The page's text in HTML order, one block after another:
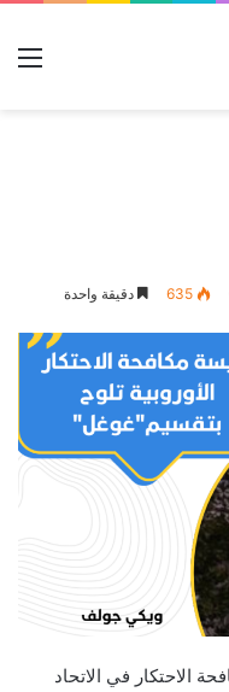
635 دقيقة واحدة
الاحتكار في الاتحاد